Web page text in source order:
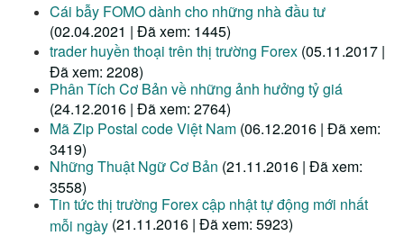
Cái bẫy FOMO dành cho những nhà đầu tư
(02.04.2021 | Đã xem: 1445)
trader huyền thoại trên thị trường Forex (05.11.2017 |
Đã xem: 2208)
Phân Tích Cơ Bản về những ảnh hưởng tỷ giá
(24.12.2016 | Đã xem: 2764)
Mã Zip Postal code Việt Nam (06.12.2016 | Đã xem:
3419)
Những Thuật Ngữ Cơ Bản (21.11.2016 | Đã xem:
3558)
Tin tức thị trường Forex cập nhật tự động mới nhất
mỗi ngày (21.11.2016 | Đã xem: 5923)